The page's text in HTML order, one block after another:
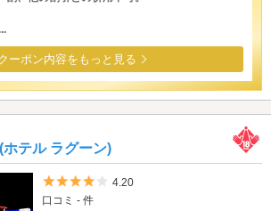
ーポン内容をもっと見る
テル ラグーン)
5つ星のうち4
4.20
口コミ - 件